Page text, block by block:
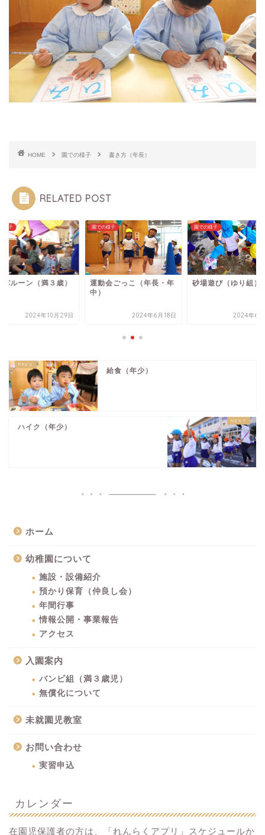
HOME 園での様子 書き方（年長）
RELATED POST
様子
バルーン（満３歳）
2024年10月29日
園での様子
運動会ごっこ（年長・年
中）
2024年6月18日
園での様子
砂場遊び（ゆり組）
2024年6
給食（年少）
ハイク（年少）
ホーム
幼稚園について
施設・設備紹介
預かり保育（仲良し会）
年間行事
情報公開・事業報告
アクセス
入園案内
バンビ組（満３歳児）
無償化について
未就園児教室
お問い合わせ
実習申込
カレンダー
在園児保護者の方は、「れんらくアプリ」スケジュールか